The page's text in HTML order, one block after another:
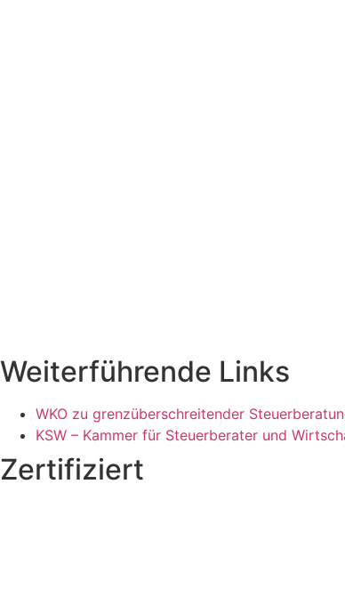
Weiterführende Links
WKO zu grenzüberschreitender
KSW – Kammer für Steuerberater und
Zertifiziert